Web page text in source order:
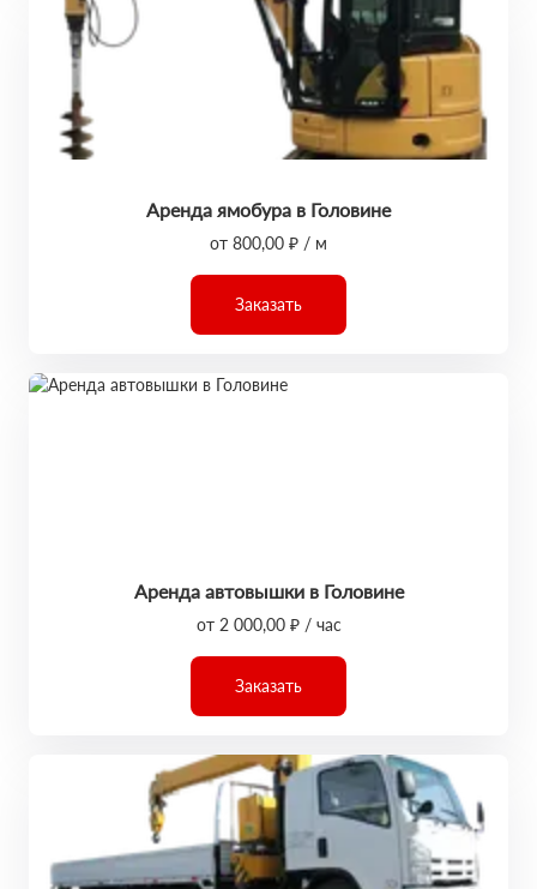
Аренда ямобура в Головине
от 800,00 ₽ / м
Заказать
Аренда автовышки в Головине
от 2 000,00 ₽ / час
Заказать